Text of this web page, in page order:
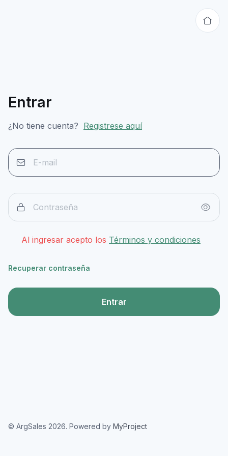
Entrar
¿No tiene cuenta? Registrese aquí
Al ingresar acepto los Términos y condiciones
Recuperar contraseña
Entrar
© ArgSales 2026. Powered by MyProject